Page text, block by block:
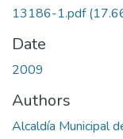
13186-1.pdf
Date
2009
Authors
Alcaldía Municipal